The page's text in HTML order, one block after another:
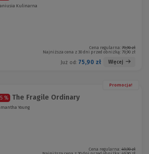
Kulinarna
Cena regularna: 79,90 zł
Najniższa cena z 30 dni przed obniżką: 79,90 zł
Już od: 75,90 zł Więcej
Promocja!
% The Fragile Ordinary
Young
Cena regularna: 49,90 zł